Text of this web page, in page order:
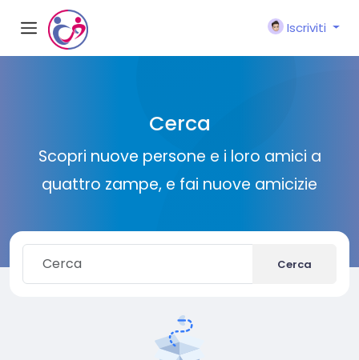
Iscriviti
Cerca
Scopri nuove persone e i loro amici a
quattro zampe, e fai nuove amicizie
Cerca